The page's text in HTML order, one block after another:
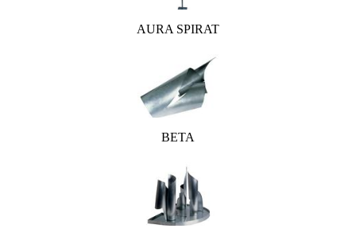
AURA SPIRAT
BETA